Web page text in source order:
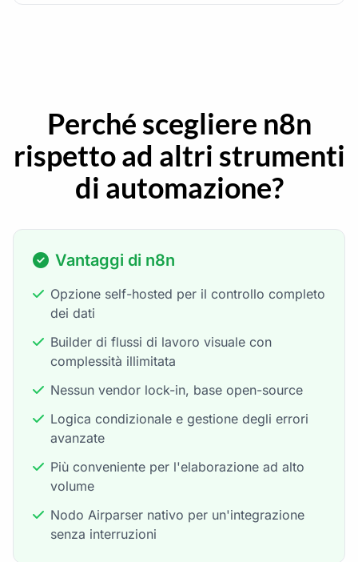
Perché scegliere n8n
rispetto ad altri strumenti
di automazione?
Vantaggi di n8n
Opzione self-hosted per il controllo completo
dei dati
Builder di flussi di lavoro visuale con
complessità illimitata
Nessun vendor lock-in, base open-source
Logica condizionale e gestione degli errori
avanzate
Più conveniente per l'elaborazione ad alto
volume
Nodo Airparser nativo per un'integrazione
senza interruzioni